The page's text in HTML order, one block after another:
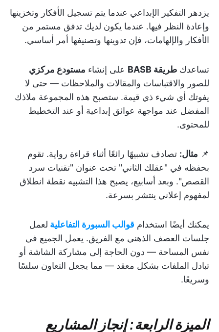
يزدهر التفكير الإبداعي عندما يتم تسجيل الأفكار وتخزينها
وإعادة النظر فيها. عندما يكون لديك تدفق مستمر من
الأفكار والإلهامات، فإن تدوينها وتصنيفها أمر أساسي.
تساعدك طريقة BASB على إنشاء مستودع مركزي
للصور والاقتباسات والمقالات والملاحظات — حتى لا
يفوتك أي شيء ذي قيمة. ستصبح هذه المجموعة ملاذك
المفضل عند مواجهة عوائق إبداعية أو عند التخطيط
للمحتوى.
📌 مثال: تصادف تشبيهًا رائعًا أثناء قراءة رواية. تقوم
بحفظه في "عقلك الثاني" تحت عنوان "تقنيات سرد
القصص". وبعد أسابيع، يصبح هذا التشبيه نقطة انطلاق
لمفهوم إعلاني ينتشر بسرعة.
يمكنك أيضًا استخدام قوالب السبورة التفاعلية لعمل
جلسات العصف الذهني مع الفريق. يعمل الجميع في
نفس المساحة — دون الحاجة إلى مشاركة الشاشة أو
تبادل الملفات بشكل معقد — مما يجعل التعاون سلسًا
وسريعًا.
الميزة الرابعة: إنجاز المشاريع